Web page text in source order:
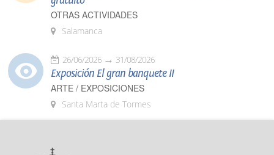
OTRAS ACTIVIDADES
Salamanca
26/06/2026 31/08/2026
Exposición El gran banquete II
ARTE / EXPOSICIONES
Santa Marta de Tormes